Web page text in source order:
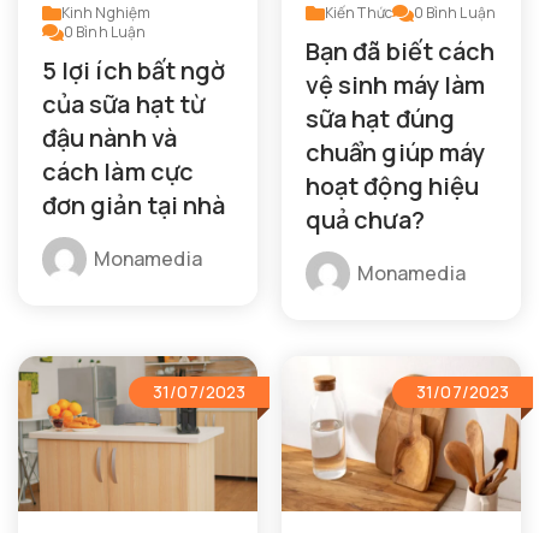
Kinh Nghiệm
0 Bình Luận
5 lợi ích bất ngờ
của sữa hạt từ
đậu nành và
cách làm cực
đơn giản tại nhà
Monamedia
Kiến Thức 0 Bình Luận
Bạn đã biết cách
vệ sinh máy làm
sữa hạt đúng
chuẩn giúp máy
hoạt động hiệu
quả chưa?
Monamedia
31/07/2023 31/07/2023